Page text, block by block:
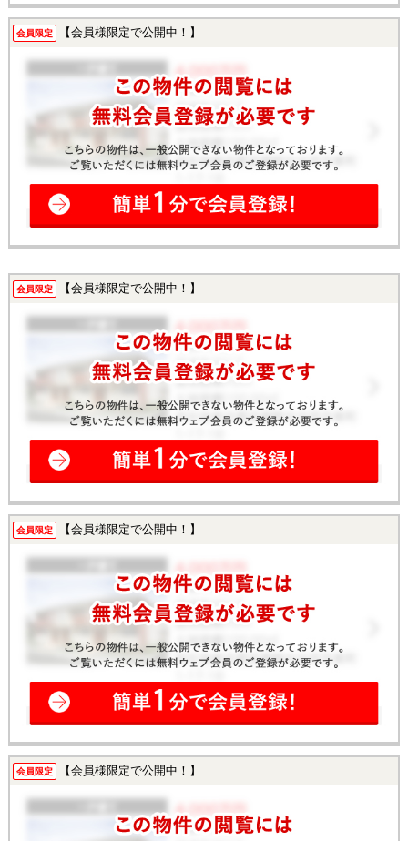
会員限定 【会員様限定で公開中！】
会員限定 【会員様限定で公開中！】
会員限定 【会員様限定で公開中！】
会員限定 【会員様限定で公開中！】